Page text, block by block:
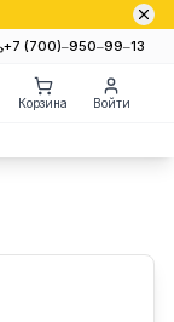
+7 (700)‒950‒99‒13
Корзина Войти